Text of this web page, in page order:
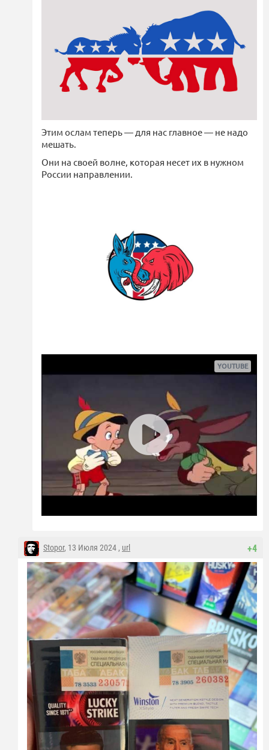
Этим ослам теперь — для нас главное — не надо
мешать.
Они на своей волне, которая несет их в нужном
России направлении.
+4
Stopor, 13 Июля 2024 , url